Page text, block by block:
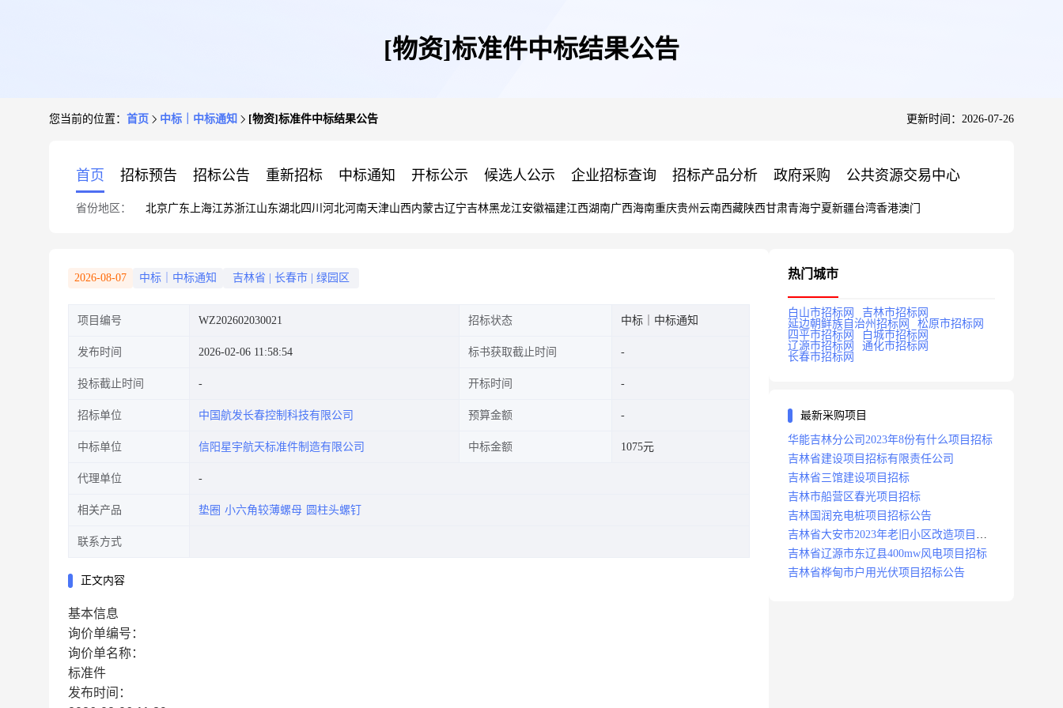
[物资]标准件中标结果公告
您当前的位置： 首页 中标｜中标通知 [物资]标准件中标结果公告 更新时间：2026-07-26
首页 招标预告 招标公告 重新招标 中标通知 开标公示 候选人公示 企业招标查询 招标产品分析 政府采购 公共资源交易中心
省份地区： 北京广东 上海江苏浙江山东湖北四川 河北河南天津山西内蒙古辽宁吉林黑龙江安徽福建江西湖南广西海南重庆贵州 云南西藏陕西甘肃青海宁夏新疆台湾香港澳门
2026-08-07 中标｜中标通知 吉林省 长春市 绿园区
项目编号 WZ202602030021 招标状态 中标｜中标通知
发布时间 2026-02-06 11:58:54 标书获取截止时间
投标截止时间 开标时间
招标单位 中国航发长春控制科技有限公司 预算金额
中标单位 信阳星宇航天标准件制造有限公司 中标金额 1075元
代理单位
相关产品 垫圈 小六角较薄螺母 圆柱头螺钉
联系方式
正文内容
基本信息
询价单编号：
询价单名称：
标准件
发布时间：
热门城市
白山市招标网
吉林市招标网
延边朝鲜族自治州招标网
松原市招标网
四平市招标网
白城市招标网
辽源市招标网
通化市招标网
长春市招标网
最新采购项目
华能吉林分公司2023年8份有什么项目招标
吉林省建设项目招标有限责任公司
吉林省三馆建设项目招标
吉林市船营区春光项目招标
吉林国润充电桩项目招标公告
吉林省大安市2023年老旧小区改造项目招
标公告
吉林省辽源市东辽县400mw风电项目招标
吉林省桦甸市户用光伏项目招标公告